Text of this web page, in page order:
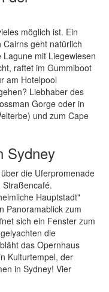
möglich ist. Ein
geht natürlich
mit Liegewiesen
raftet im Gummiboot
am Hotelpool
Liebhaber des
Gorge oder in
und zum Cape
Sydney
die Uferpromenade
Hauptstadt"
Panoramablick zum
sich ein Fenster zum
die
das Opernhaus
Kulturtempel, der
in Sydney! Vier